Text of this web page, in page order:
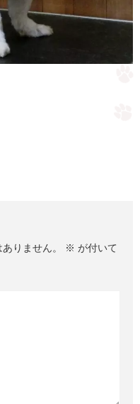
りません。 ※ が付いて